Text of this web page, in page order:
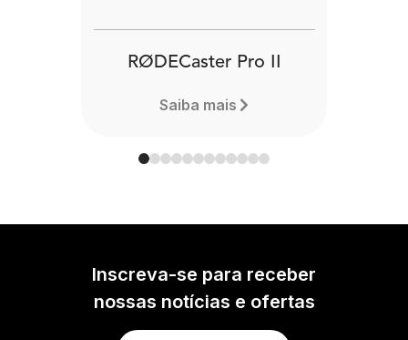
RØDECaster Pro II
Saiba mais
Inscreva-se para receber
nossas notícias e ofertas